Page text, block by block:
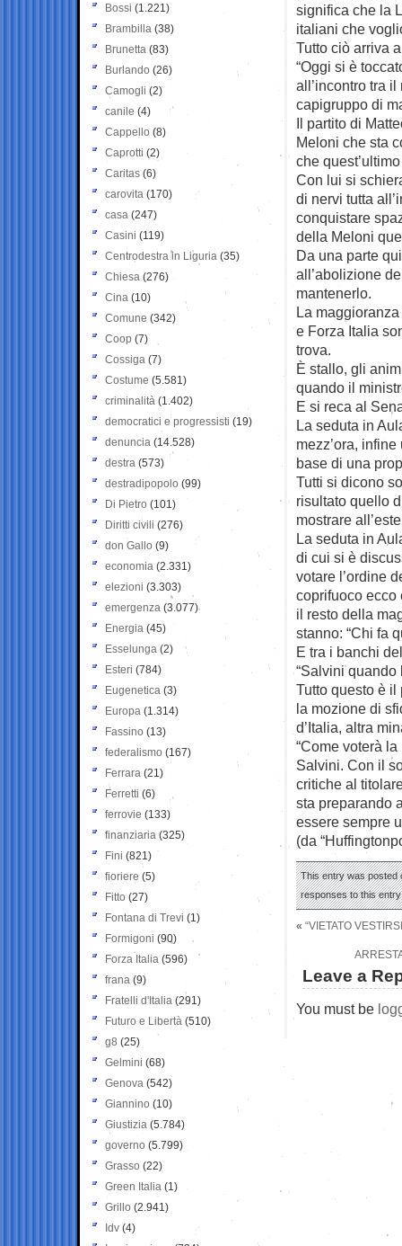
significa che la
italiani che
Tutto ciò arriva
“Oggi si è
all’incontro tra
capigruppo di
Il partito di
Meloni che sta
che
Con lui si
di nervi tutta
conquistare
della Meloni
Da una parte
all’abolizione
mantenerlo.
La
e Forza Italia
trova.
È stallo, gli
quando il
E si reca al
La seduta in
mezz’ora,
base di una
Tutti si dicono
risultato quello
mostrare
La seduta in
di cui si è
votare l’ordine
coprifuoco ecco
il resto della
stanno: “Chi fa
E tra i banchi
“Salvini quando
Tutto questo è
la mozione di
d’Italia, altra
“Come voterà
Salvini. Con il
critiche al
sta preparando
essere sempre
(da
This entry was posted
responses to this
« “VIETATO
Leave a
You must be
Bossi (1.221)
Brambilla (38)
Brunetta (83)
Burlando (26)
Camogli (2)
canile (4)
Cappello (8)
Caprotti (2)
Caritas (6)
carovita (170)
casa (247)
Casini (119)
Centrodestra in Liguria (35)
Chiesa (276)
Cina (10)
Comune (342)
Coop (7)
Cossiga (7)
Costume (5.581)
criminalità (1.402)
democratici e progressisti (19)
denuncia (14.528)
destra (573)
destradipopolo (99)
Di Pietro (101)
Diritti civili (276)
don Gallo (9)
economia (2.331)
elezioni (3.303)
emergenza (3.077)
Energia (45)
Esselunga (2)
Esteri (784)
Eugenetica (3)
Europa (1.314)
Fassino (13)
federalismo (167)
Ferrara (21)
Ferretti (6)
ferrovie (133)
finanziaria (325)
Fini (821)
fioriere (5)
Fitto (27)
Fontana di Trevi (1)
Formigoni (90)
Forza Italia (596)
frana (9)
Fratelli d'Italia (291)
Futuro e Libertà (510)
g8 (25)
Gelmini (68)
Genova (542)
Giannino (10)
Giustizia (5.784)
governo (5.799)
Grasso (22)
Green Italia (1)
Grillo (2.941)
Idv (4)